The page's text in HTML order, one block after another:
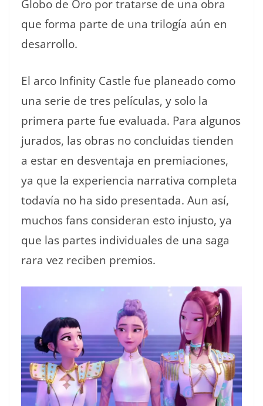
Globo de Oro por tratarse de una obra
que forma parte de una trilogía aún en
desarrollo.
El arco Infinity Castle fue planeado como
una serie de tres películas, y solo la
primera parte fue evaluada. Para algunos
jurados, las obras no concluidas tienden
a estar en desventaja en premiaciones,
ya que la experiencia narrativa completa
todavía no ha sido presentada. Aun así,
muchos fans consideran esto injusto, ya
que las partes individuales de una saga
rara vez reciben premios.